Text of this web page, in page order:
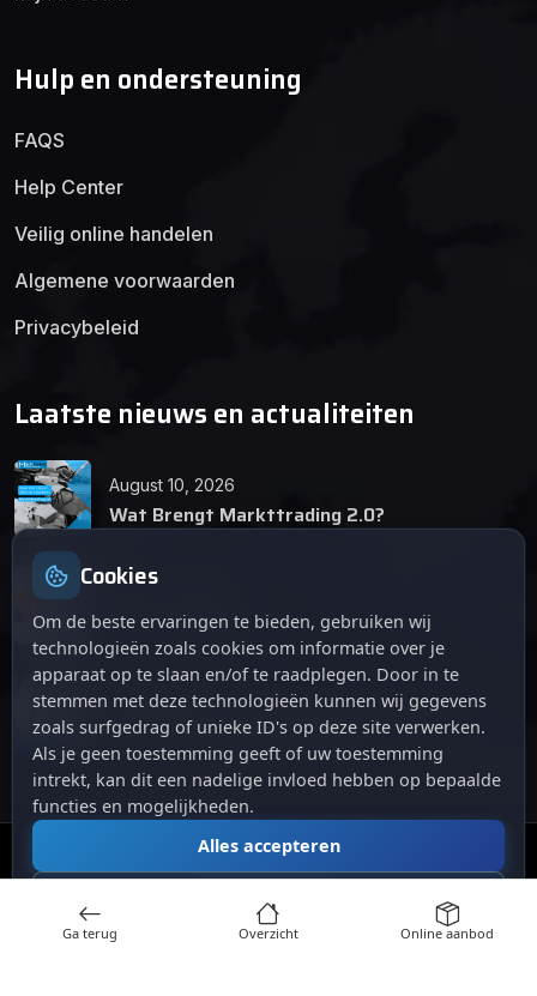
Hulp en ondersteuning
FAQS
Help Center
Veilig online handelen
Algemene voorwaarden
Privacybeleid
Laatste nieuws en actualiteiten
August 10, 2026
Wat Brengt Markttrading 2.0?
Tips en Tricks
April 12, 2026
De opkomst van Markttrading 2.0: Een
revolutie in online handelen.
Markttrading. Alle rechten voorbehouden.
Cookies
Om de beste ervaringen te bieden, gebruiken wij
technologieën zoals cookies om informatie over je
apparaat op te slaan en/of te raadplegen. Door in te
stemmen met deze technologieën kunnen wij gegevens
zoals surfgedrag of unieke ID's op deze site verwerken.
Als je geen toestemming geeft of uw toestemming
intrekt, kan dit een nadelige invloed hebben op bepaalde
functies en mogelijkheden.
Alles accepteren
Alles afwijzen
Ga terug Overzicht Online aanbod